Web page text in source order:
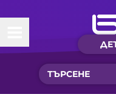
Начало
Какво ново?